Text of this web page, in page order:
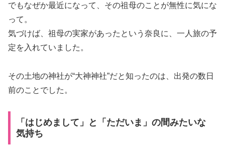
でもなぜか最近になって、その祖母のことが無性に気にな
って。
気づけば、祖母の実家があったという奈良に、一人旅の予
定を入れていました。
その土地の神社が“大神神社”だと知ったのは、出発の数日
前のことでした。
「はじめまして」と「ただいま」の間みたいな
気持ち